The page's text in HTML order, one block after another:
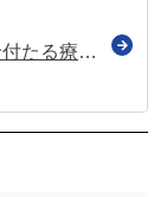
療養補償給付及び複数事業労働者療養給付たる療養の費用請求書（様式第7号）